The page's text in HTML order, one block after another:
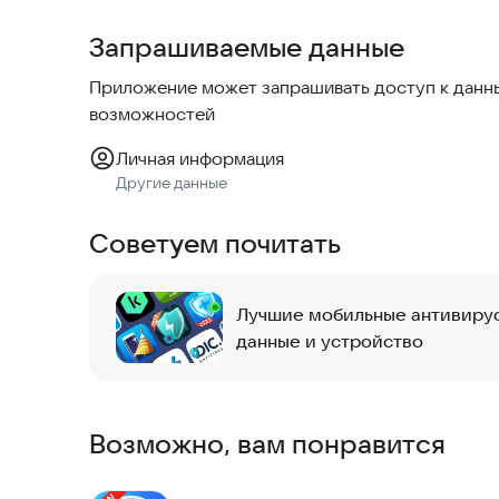
🔕 Очиститель уведомлений
Функция Notification Cleaner отключает и
со смартфоном более спокойной и
Короче говоря, Phone Clean — это
удаления мусора, управления приложениями и
Скачайте бесплатную версию прямо сейчас и
эффективным способом!
Запрашиваемые данные
Приложение может запрашивать доступ к
возможностей
Личная информация
Другие данные
Советуем почитать
Лучшие мобильные
данные и устройство
Возможно, вам понравится